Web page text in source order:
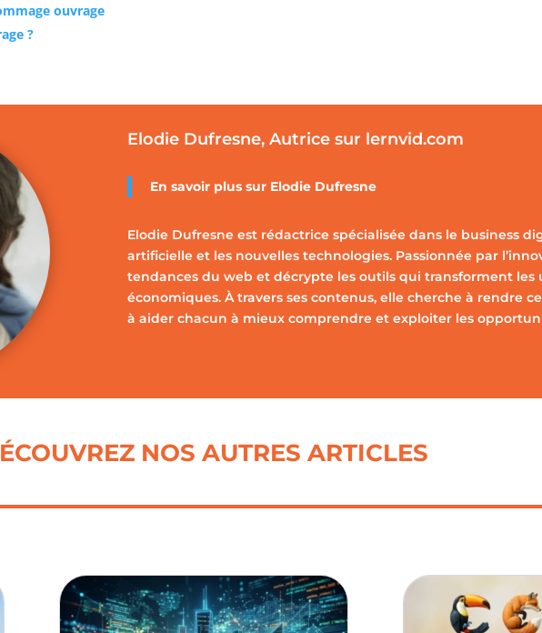
ouvrage
?
Elodie Dufresne, Autrice sur lernvid.com
En savoir plus sur Elodie Dufresne
Elodie Dufresne est rédactrice spécialisée dans le business
artificielle et les nouvelles technologies. Passionnée par
tendances du web et décrypte les outils qui transforment les
économiques. À travers ses contenus, elle cherche à rendre
à aider chacun à mieux comprendre et exploiter les
NOS AUTRES ARTICLES